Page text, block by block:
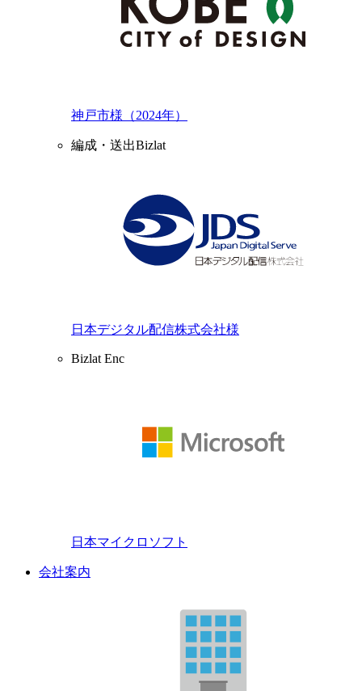
神戸市様（2024年）
編成・送出Bizlat
日本デジタル配信株式会社様
Bizlat Enc
日本マイクロソフト
会社案内